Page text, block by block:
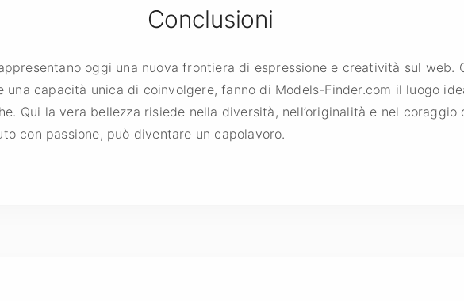
Conclusioni
oggi una nuova frontiera di espressione e creatività sul web.
capacità unica di coinvolgere, fanno di Models-Finder.com il luogo
Qui la vera bellezza risiede nella diversità, nell’originalità e nel coraggio
con passione, può diventare un capolavoro.